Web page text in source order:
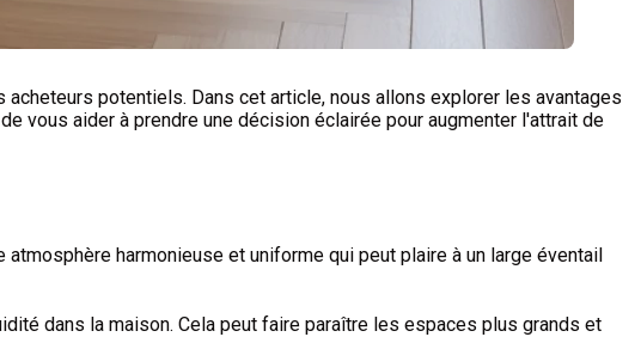
potentiels. Dans cet article, nous allons explorer les avantages
vous aider à prendre une décision éclairée pour augmenter l'attrait de
harmonieuse et uniforme qui peut plaire à un large éventail
dans la maison. Cela peut faire paraître les espaces plus grands et